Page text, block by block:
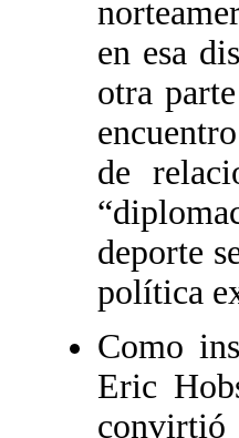
en esa
otra
de
deporte
política
Como
Eric
convirtió